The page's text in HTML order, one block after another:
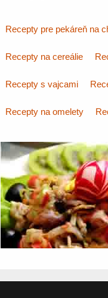
Recepty pre pekáreň na
Recepty na cereálie
Recepty s vajcami
Recepty na omelety